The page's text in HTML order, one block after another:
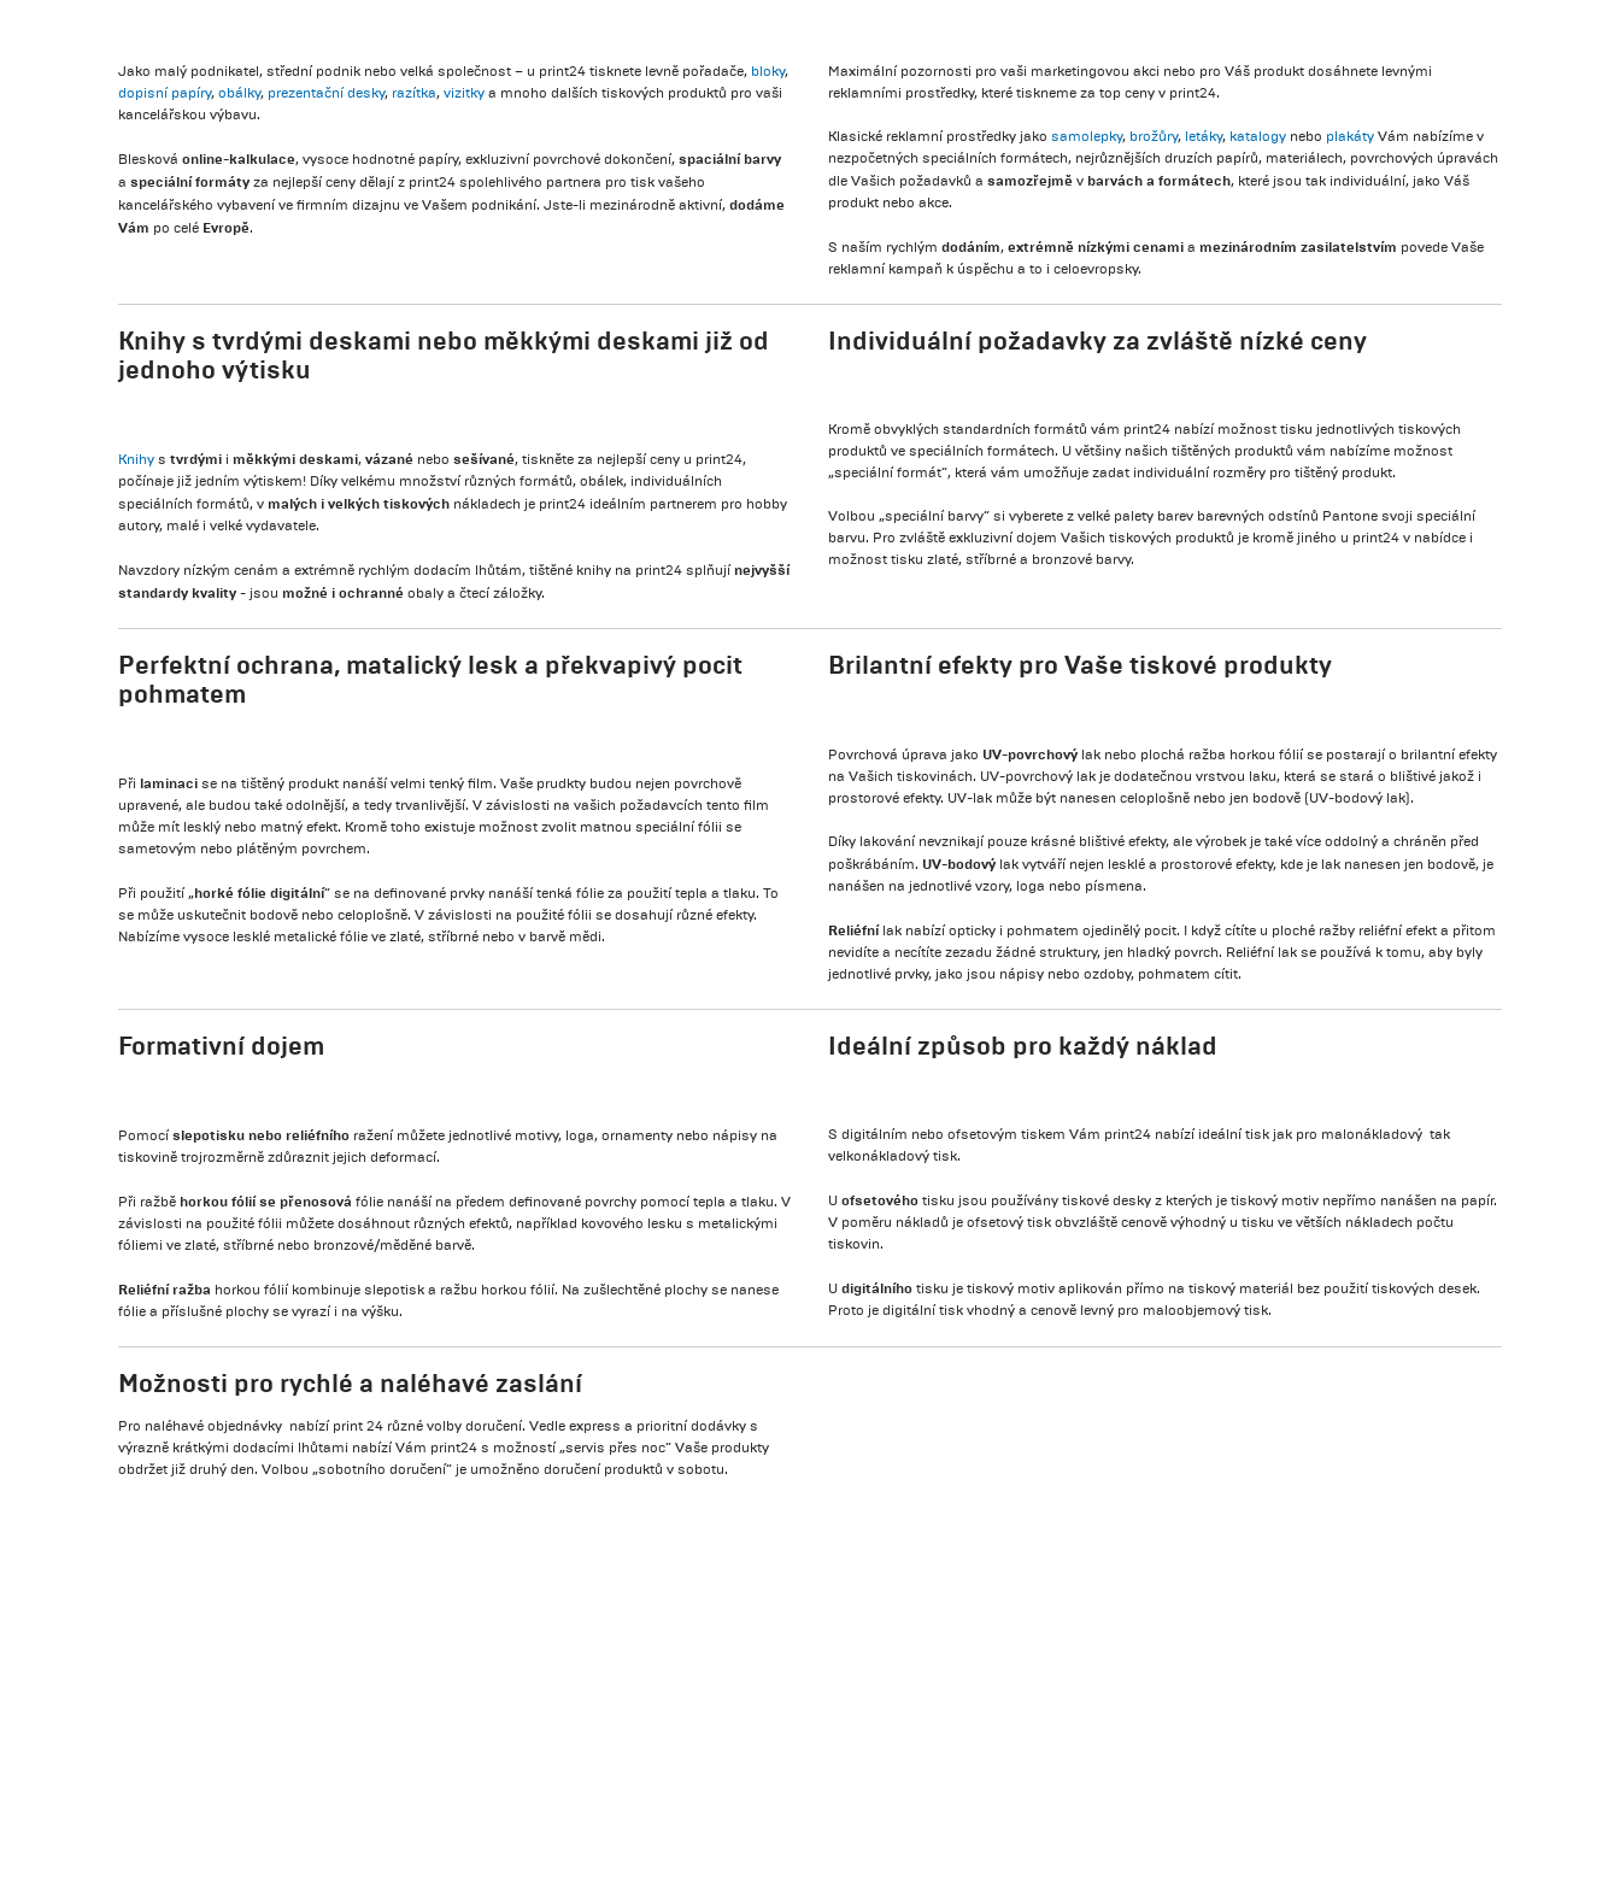
Jako malý podnikatel, střední podnik nebo velká společnost – u print24 tisknete levně pořadače, bloky,
dopisní papíry,obálky, prezentační desky, razítka,vizitky a mnoho dalších tiskových produktů pro vaši
kancelářskou výbavu.
Bleskováonline-kalkulace, vysoce hodnotné papíry, exkluzivní povrchové dokončení,spaciální barvy
aspeciální formáty za nejlepší ceny dělají z print24 spolehlivého partnera pro tisk vašeho
kancelářského vybavení ve firmním dizajnu ve Vašem podnikání. Jste-li mezinárodně aktivní,dodáme
Vám po celé Evropě.
Maximální pozornosti pro vaši marketingovou akci nebo pro Váš produkt dosáhnete levnými
reklamními prostředky, které tiskneme za top ceny v print24.
Klasické reklamní prostředky jako samolepky, brožůry, letáky, katalogy nebo plakáty Vám nabízíme v
nezpočetných speciálních formátech, nejrůznějších druzích papírů, materiálech, povrchových úpravách
dle Vašich požadavků a samozřejmě v barvách a formátech, které jsou tak individuální, jako Váš
produkt nebo akce.
S naším rychlým dodáním, extrémně nízkými cenami a mezinárodním zasilatelstvím povede Vaše
reklamní kampaň k úspěchu a to i celoevropsky.
Knihy s tvrdými deskami nebo měkkými deskami již od
jednoho výtisku
Knihy stvrdými i měkkými deskami,vázané nebosešívané, tiskněte za nejlepší ceny u print24,
počínaje již jedním výtiskem! Díky velkému množství různých formátů, obálek, individuálních
speciálních formátů, v malých i velkých tiskových nákladech je print24 ideálním partnerem pro hobby
autory, malé i velké vydavatele.
Navzdory nízkým cenám a extrémně rychlým dodacím lhůtám, tištěné knihy na print24 splňují nejvyšší
standardy kvality - jsou možné i ochranné obaly a čtecí záložky.
Individuální požadavky za zvláště nízké ceny
Kromě obvyklých standardních formátů vám print24 nabízí možnost tisku jednotlivých tiskových
produktů ve speciálních formátech. U většiny našich tištěných produktů vám nabízíme možnost
„speciální formát“, která vám umožňuje zadat individuální rozměry pro tištěný produkt.
Volbou „speciální barvy“ si vyberete z velké palety barev barevných odstínů Pantone svoji speciální
barvu. Pro zvláště exkluzivní dojem Vašich tiskových produktů je kromě jiného u print24 v nabídce i
možnost tisku zlaté, stříbrné a bronzové barvy.
Perfektní ochrana, matalický lesk a překvapivý pocit
pohmatem
Při laminaci se na tištěný produkt nanáší velmi tenký film. Vaše prudkty budou nejen povrchově
upravené, ale budou také odolnější, a tedy trvanlivější. V závislosti na vašich požadavcích tento film
může mít lesklý nebo matný efekt. Kromě toho existuje možnost zvolit matnou speciální fólii se
sametovým nebo plátěným povrchem.
Při použití „horké fólie digitální“ se na definované prvky nanáší tenká fólie za použití tepla a tlaku. To
se může uskutečnit bodově nebo celoplošně. V závislosti na použité fólii se dosahují různé efekty.
Nabízíme vysoce lesklé metalické fólie ve zlaté, stříbrné nebo v barvě mědi.
Brilantní efekty pro Vaše tiskové produkty
Povrchová úprava jako UV-povrchový lak nebo plochá ražba horkou fólií se postarají o brilantní efekty
na Vašich tiskovinách. UV-povrchový lak je dodatečnou vrstvou laku, která se stará o blištivé jakož i
prostorové efekty. UV-lak může být nanesen celoplošně nebo jen bodově (UV-bodový lak).
Díky lakování nevznikají pouze krásné blištivé efekty, ale výrobek je také více oddolný a chráněn před
poškrábáním. UV-bodový lak vytváří nejen lesklé a prostorové efekty, kde je lak nanesen jen bodově, je
nanášen na jednotlivé vzory, loga nebo písmena.
Reliéfnílak nabízí opticky i pohmatem ojedinělý pocit. I když cítíte u ploché ražby reliéfní efekt a přitom
nevidíte a necítíte zezadu žádné struktury, jen hladký povrch. Reliéfní lak se používá k tomu, aby byly
jednotlivé prvky, jako jsou nápisy nebo ozdoby, pohmatem cítit.
Formativní dojem
Pomocíslepotisku nebo reliéfního ražení můžete jednotlivé motivy, loga, ornamenty nebo nápisy na
tiskovině trojrozměrně zdůraznit jejich deformací.
Při ražbě horkou fólií se přenosová fólie nanáší na předem definované povrchy pomocí tepla a tlaku. V
závislosti na použité fólii můžete dosáhnout různých efektů, například kovového lesku s metalickými
fóliemi ve zlaté, stříbrné nebo bronzové/měděné barvě.
Reliéfní ražba horkou fólií kombinuje slepotisk a ražbu horkou fólií. Na zušlechtěné plochy se nanese
fólie a příslušné plochy se vyrazí i na výšku.
Ideální způsob pro každý náklad
S digitálním nebo ofsetovým tiskem Vám print24 nabízí ideální tisk jak pro malonákladový tak
velkonákladový tisk.
U ofsetového tisku jsou používány tiskové desky z kterých je tiskový motiv nepřímo nanášen na papír.
V poměru nákladů je ofsetový tisk obvzláště cenově výhodný u tisku ve větších nákladech počtu
tiskovin.
U digitálního tisku je tiskový motiv aplikován přímo na tiskový materiál bez použití tiskových desek.
Proto je digitální tisk vhodný a cenově levný pro maloobjemový tisk.
Možnosti pro rychlé a naléhavé zaslání
Pro naléhavé objednávky nabízí print 24 různé volby doručení. Vedle express a prioritní dodávky s
výrazně krátkými dodacími lhůtami nabízí Vám print24 s možností „servis přes noc“ Vaše produkty
obdržet již druhý den. Volbou „sobotního doručení“ je umožněno doručení produktů v sobotu.